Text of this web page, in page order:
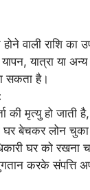
वाली राशि का
यापन, यात्रा या
सकता है।
की मृत्यु हो जाती
घर बेचकर लोन
घर को रखना
करके संपत्ति